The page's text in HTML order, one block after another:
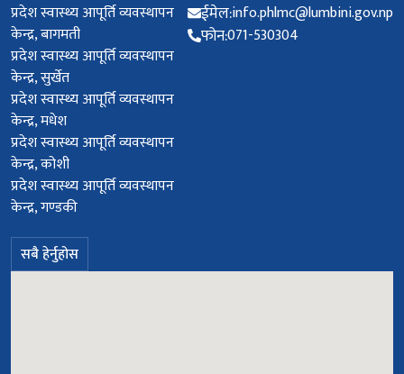
प्रदेश स्वास्थ्य आपूर्ति व्यवस्थापन
केन्द्र, बागमती
प्रदेश स्वास्थ्य आपूर्ति व्यवस्थापन
केन्द्र, सुर्खेत
प्रदेश स्वास्थ्य आपूर्ति व्यवस्थापन
केन्द्र, मधेश
प्रदेश स्वास्थ्य आपूर्ति व्यवस्थापन
केन्द्र, कोशी
प्रदेश स्वास्थ्य आपूर्ति व्यवस्थापन
केन्द्र, गण्डकी
सबै हेर्नुहोस
ईमेल:info.phlmc@lumbini.gov.np
फोन:071-530304